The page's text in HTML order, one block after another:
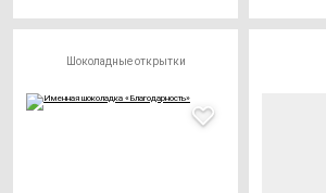
Шоколадные открытки